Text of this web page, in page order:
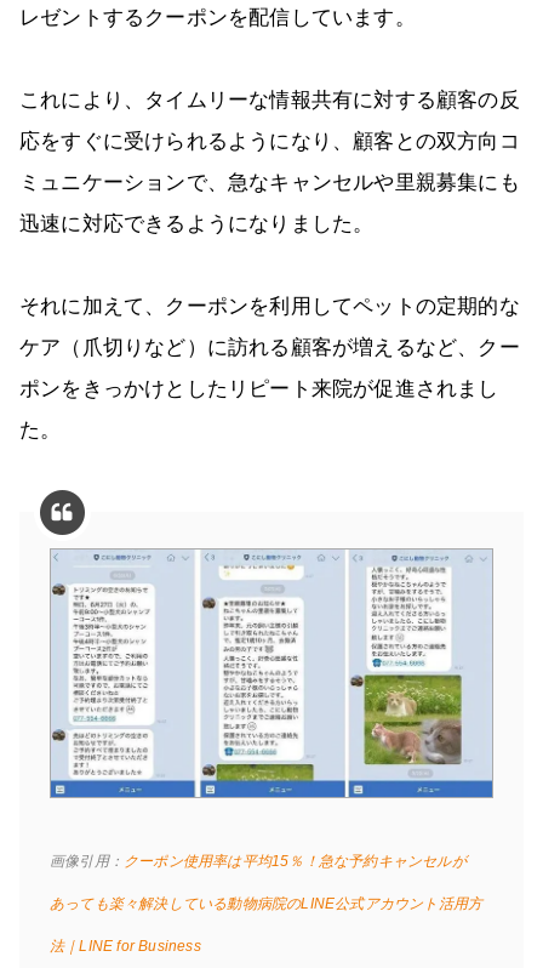
レゼントするクーポンを配信しています。
これにより、タイムリーな情報共有に対する顧客の反
応をすぐに受けられるようになり、顧客との双方向コ
ミュニケーションで、急なキャンセルや里親募集にも
迅速に対応できるようになりました。
それに加えて、クーポンを利用してペットの定期的な
ケア（爪切りなど）に訪れる顧客が増えるなど、クー
ポンをきっかけとしたリピート来院が促進されまし
た。
画像引用： クーポン使用率は平均15％！急な予約キャンセルが
あっても楽々解決している動物病院のLINE公式アカウント活用方
法｜LINE for Business